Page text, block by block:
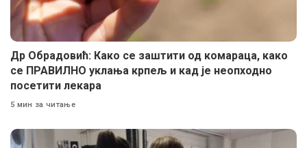
Др Обрадовић: Како се заштити од комараца, како
се ПРАВИЛНО уклања крпељ и кад је неопходно
посетити лекара
5 мин за читање